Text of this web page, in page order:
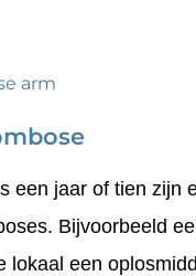
arm
een jaar of tien zijn
Bijvoorbeeld
lokaal een